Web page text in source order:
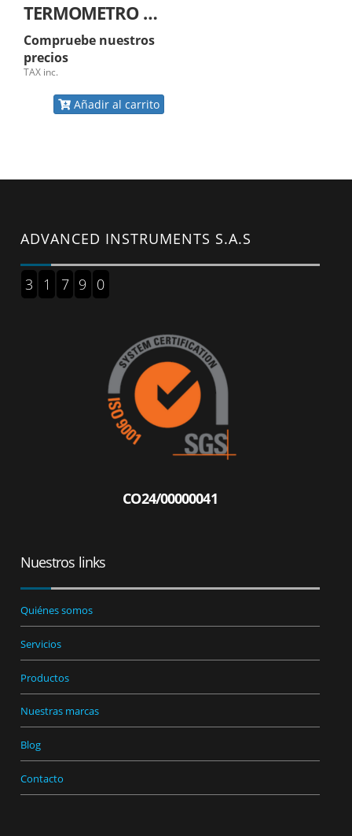
TERMOMETRO DIGITAL INFRAROJO
Compruebe nuestros
precios
TAX inc.
Añadir al carrito
ADVANCED INSTRUMENTS S.A.S
3 1 7 9 0
CO24/00000041
Nuestros links
Quiénes somos
Servicios
Productos
Nuestras marcas
Blog
Contacto